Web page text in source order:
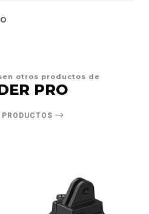
otros productos de
PRO